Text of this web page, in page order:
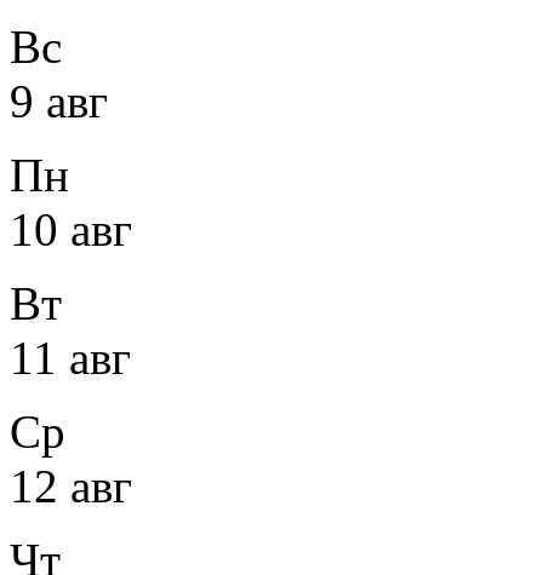
Вс
9 авг
Пн
10 авг
Вт
11 авг
Ср
12 авг
Чт